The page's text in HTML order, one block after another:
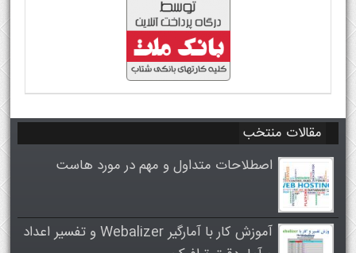
مقالات منتخب
اصطلاحات متداول و مهم در مورد هاست
آموزش کار با آمارگیر Webalizer و تفسیر اعداد